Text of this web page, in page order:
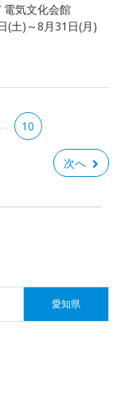
気文化会館
(土)～8月31日(月)
… 10
次へ
愛知県